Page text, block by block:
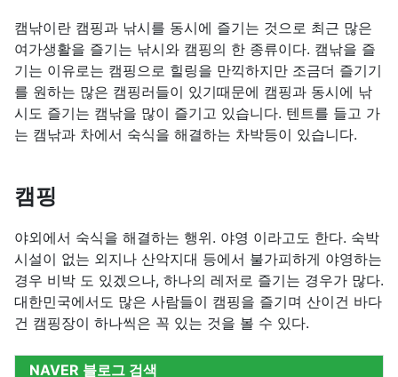
캠낚이란 캠핑과 낚시를 동시에 즐기는 것으로 최근 많은
여가생활을 즐기는 낚시와 캠핑의 한 종류이다. 캠낚을 즐
기는 이유로는 캠핑으로 힐링을 만끽하지만 조금더 즐기기
를 원하는 많은 캠핑러들이 있기때문에 캠핑과 동시에 낚
시도 즐기는 캠낚을 많이 즐기고 있습니다. 텐트를 들고 가
는 캠낚과 차에서 숙식을 해결하는 차박등이 있습니다.
캠핑
야외에서 숙식을 해결하는 행위. 야영 이라고도 한다. 숙박
시설이 없는 외지나 산악지대 등에서 불가피하게 야영하는
경우 비박 도 있겠으나, 하나의 레저로 즐기는 경우가 많다.
대한민국에서도 많은 사람들이 캠핑을 즐기며 산이건 바다
건 캠핑장이 하나씩은 꼭 있는 것을 볼 수 있다.
NAVER 블로그 검색